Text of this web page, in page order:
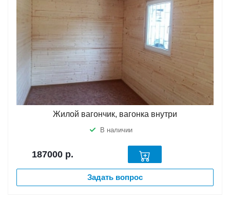
Жилой вагончик, вагонка внутри
В наличии
187000 р.
Задать вопрос